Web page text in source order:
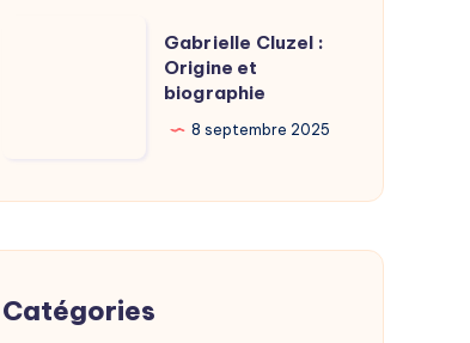
biographie
Gabrielle Cluzel :
Origine et
biographie
8 septembre 2025
Catégories